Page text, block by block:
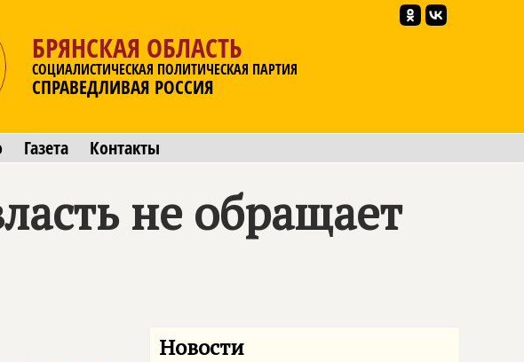
БРЯНСКАЯ ОБЛАСТЬ
СОЦИАЛИСТИЧЕСКАЯ ПОЛИТИЧЕСКАЯ ПАРТИЯ
СПРАВЕДЛИВАЯ РОССИЯ
Газета Контакты
не обращает
Новости